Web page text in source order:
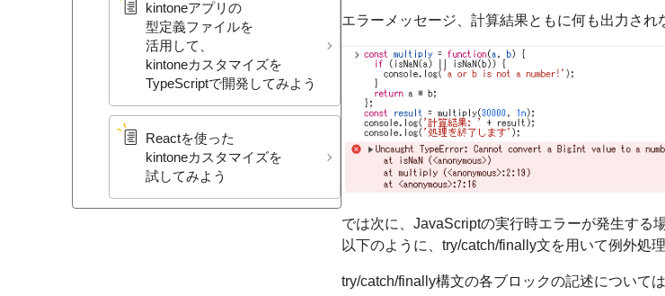
kintoneアプリの​
型定義ファイルを​
活用して、​
kintoneカスタマイズを​
TypeScriptで​開発してみよう
Reactを​使った​
kintoneカスタマイズを​
試してみよう
エラーメッセージ、計算結果ともに何も出力され
では次に、JavaScriptの実行時エラーが発生する
以下のように、try/catch/finally文を用いて例外処
try/catch/finally構文の各ブロックの記述については